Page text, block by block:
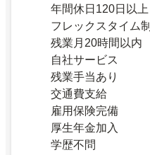
年間休日120日以上
フレックスタイム制
残業月20時間以内
自社サービス
残業手当あり
交通費支給
雇用保険完備
厚生年金加入
学歴不問